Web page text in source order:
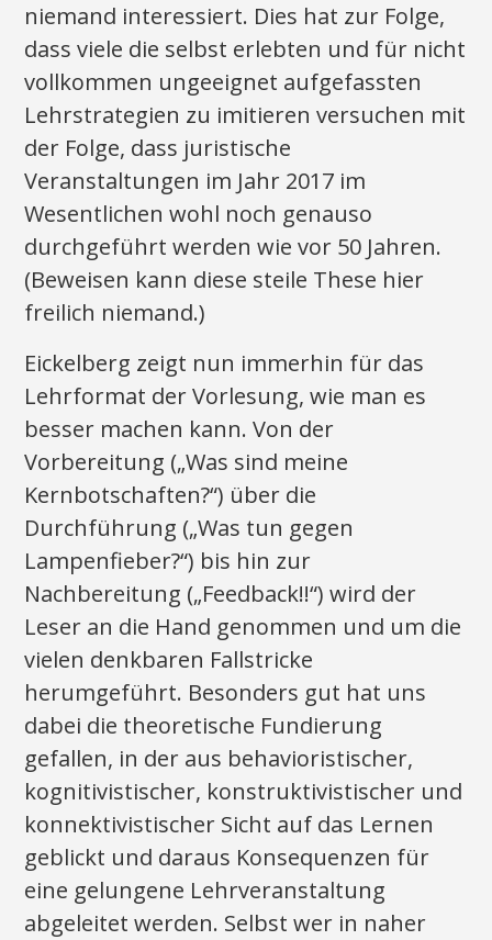
niemand interessiert. Dies hat zur Folge,
dass viele die selbst erlebten und für nicht
vollkommen ungeeignet aufgefassten
Lehrstrategien zu imitieren versuchen mit
der Folge, dass juristische
Veranstaltungen im Jahr 2017 im
Wesentlichen wohl noch genauso
durchgeführt werden wie vor 50 Jahren.
(Beweisen kann diese steile These hier
freilich niemand.)
Eickelberg zeigt nun immerhin für das
Lehrformat der Vorlesung, wie man es
besser machen kann. Von der
Vorbereitung („Was sind meine
Kernbotschaften?“) über die
Durchführung („Was tun gegen
Lampenfieber?“) bis hin zur
Nachbereitung („Feedback!!“) wird der
Leser an die Hand genommen und um die
vielen denkbaren Fallstricke
herumgeführt. Besonders gut hat uns
dabei die theoretische Fundierung
gefallen, in der aus behavioristischer,
kognitivistischer, konstruktivistischer und
konnektivistischer Sicht auf das Lernen
geblickt und daraus Konsequenzen für
eine gelungene Lehrveranstaltung
abgeleitet werden. Selbst wer in naher